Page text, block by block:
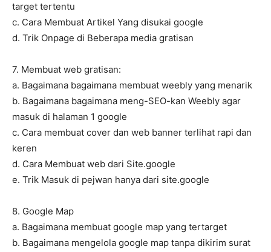
target tertentu
c. Cara Membuat Artikel Yang disukai google
d. Trik Onpage di Beberapa media gratisan
7. Membuat web gratisan:
a. Bagaimana bagaimana membuat weebly yang menarik
b. Bagaimana bagaimana meng-SEO-kan Weebly agar
masuk di halaman 1 google
c. Cara membuat cover dan web banner terlihat rapi dan
keren
d. Cara Membuat web dari Site.google
e. Trik Masuk di pejwan hanya dari site.google
8. Google Map
a. Bagaimana membuat google map yang tertarget
b. Bagaimana mengelola google map tanpa dikirim surat